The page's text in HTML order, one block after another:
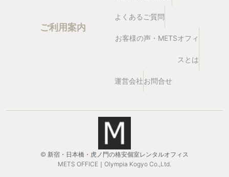
ご利用案内
よくあるご質問
お客様の声・METSオフィ
スとは
運営会社お問合せ
© 新宿・日本橋・虎ノ門の格安個室レンタルオフィス
METS OFFICE｜Olympia Kogyo Co.,Ltd.